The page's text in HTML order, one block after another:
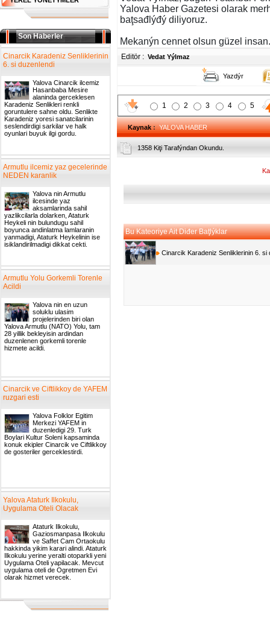
Yalova Haber Gazetesi olarak
baţsađlýđý diliyoruz.
Mekanýn cennet olsun güzel insan.
Editör : Vedat Yýlmaz
Yazdýr
1 2 3 4 5
Kaynak: YALOVA HABER
1358 Kiţi Tarafýndan Okundu.
Bu Kateoriye Ait Diđer Baţlýklar
Cinarcik Karadeniz Senliklerinin 6. si
Son Haberler
Cinarcik Karadeniz Senliklerinin
6. si duzenlendi
Yalova Cinarcik ilcemiz
Hasanbaba Mesire
alaninda gerceklesen
Karadeniz Senlikleri renkli
goruntulere sahne oldu. Senlikte
Karadeniz yoresi sanatcilarinin
seslendirdigi sarkilar ve halk
oyunlari buyuk ilgi gordu.
Armutlu ilcemiz yaz gecelerinde
NEDEN karanlik
Yalova nin Armutlu
ilcesinde yaz
aksamlarinda sahil
yazlikcilarla dolarken, Ataturk
Heykeli nin bulundugu sahil
boyunca andinlatma lamlaranin
yanmadigi, Ataturk Heykelinin ise
isiklandirilmadigi dikkat cekti.
Armutlu Yolu Gorkemli Torenle
Acildi
Yalova nin en uzun
soluklu ulasim
projelerinden biri olan
Yalova Armutlu (NATO) Yolu, tam
28 yillik bekleyisin ardindan
duzenlenen gorkemli torenle
hizmete acildi.
Cinarcik ve Ciftlikkoy de YAFEM
ruzgari esti
Yalova Folklor Egitim
Merkezi YAFEM in
duzenledigi 29. Turk
Boylari Kultur Soleni kapsaminda
konuk ekipler Cinarcik ve Ciftlikkoy
de gosteriler gerceklestirdi.
Yalova Ataturk Ilkokulu,
Uygulama Oteli Olacak
Ataturk Ilkokulu,
Gaziosmanpasa Ilkokulu
ve Saffet Cam Ortaokulu
hakkinda yikim karari alindi. Ataturk
Ilkokulu yerine yeralti otoparkli yeni
Uygulama Oteli yapilacak. Mevcut
uygulama oteli de Ogretmen Evi
olarak hizmet verecek.